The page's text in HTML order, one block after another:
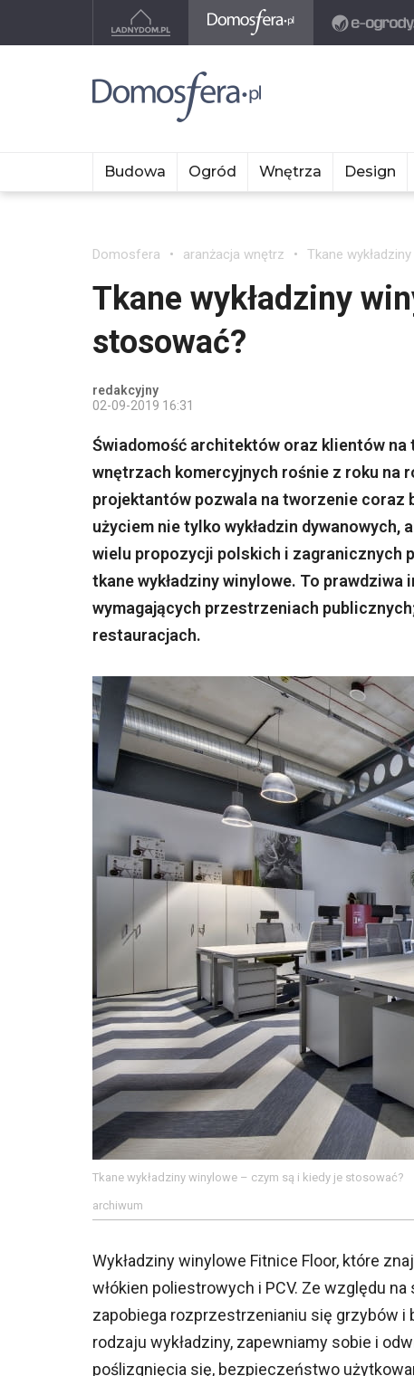
Budowa Ogród Wnętrza Design
Domosfera aranżacja wnętrz Tkane
Tkane wykładziny
stosować?
redakcyjny
02-09-2019 16:31
Świadomość architektów oraz klientów na
wnętrzach komercyjnych rośnie z roku na
projektantów pozwala na tworzenie coraz
użyciem nie tylko wykładzin dywanowych,
wielu propozycji polskich i zagranicznych
tkane wykładziny winylowe. To
wymagających przestrzeniach
restauracjach.
Tkane wykładziny winylowe – czym są i kiedy je stosować?
archiwum
Wykładziny winylowe Fitnice Floor, które
włókien poliestrowych i PCV. Ze względu
zapobiega rozprzestrzenianiu się grzybów i
rodzaju wykładziny, zapewniamy sobie i
poślizgnięcia się, bezpieczeństwo